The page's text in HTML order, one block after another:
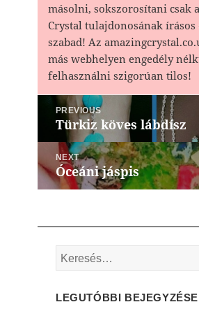
másolni, sokszorosítani csak
Crystal tulajdonosának írásos
szabad! Az
más webhelyen engedély
felhasználni szigorúan tilos!
Bejegyzés
navigáció
PREVIOUS
Previous
post:
Türkiz köves lábdísz
NEXT
Next
post:
Óceáni jáspis
Keresés:
LEGUTÓBBI